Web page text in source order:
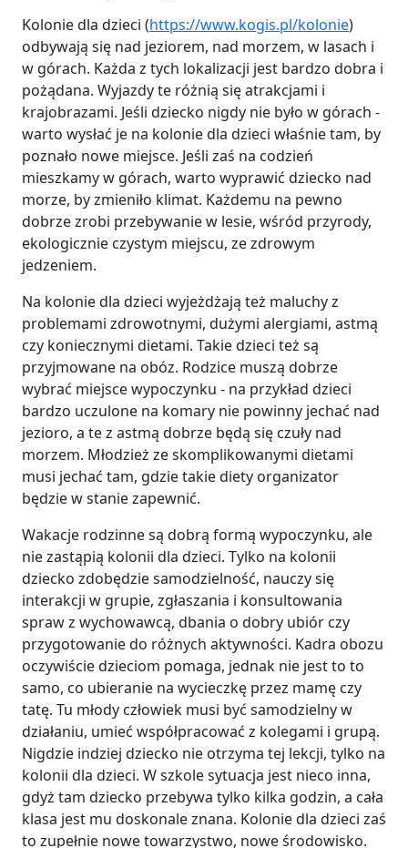
Kolonie dla dzieci (https://www.kogis.pl/kolonie)
odbywają się nad jeziorem, nad morzem, w lasach i
w górach. Każda z tych lokalizacji jest bardzo dobra i
pożądana. Wyjazdy te różnią się atrakcjami i
krajobrazami. Jeśli dziecko nigdy nie było w górach -
warto wysłać je na kolonie dla dzieci właśnie tam, by
poznało nowe miejsce. Jeśli zaś na codzień
mieszkamy w górach, warto wyprawić dziecko nad
morze, by zmieniło klimat. Każdemu na pewno
dobrze zrobi przebywanie w lesie, wśród przyrody,
ekologicznie czystym miejscu, ze zdrowym
jedzeniem.
Na kolonie dla dzieci wyjeżdżają też maluchy z
problemami zdrowotnymi, dużymi alergiami, astmą
czy koniecznymi dietami. Takie dzieci też są
przyjmowane na obóz. Rodzice muszą dobrze
wybrać miejsce wypoczynku - na przykład dzieci
bardzo uczulone na komary nie powinny jechać nad
jezioro, a te z astmą dobrze będą się czuły nad
morzem. Młodzież ze skomplikowanymi dietami
musi jechać tam, gdzie takie diety organizator
będzie w stanie zapewnić.
Wakacje rodzinne są dobrą formą wypoczynku, ale
nie zastąpią kolonii dla dzieci. Tylko na kolonii
dziecko zdobędzie samodzielność, nauczy się
interakcji w grupie, zgłaszania i konsultowania
spraw z wychowawcą, dbania o dobry ubiór czy
przygotowanie do różnych aktywności. Kadra obozu
oczywiście dzieciom pomaga, jednak nie jest to to
samo, co ubieranie na wycieczkę przez mamę czy
tatę. Tu młody człowiek musi być samodzielny w
działaniu, umieć współpracować z kolegami i grupą.
Nigdzie indziej dziecko nie otrzyma tej lekcji, tylko na
kolonii dla dzieci. W szkole sytuacja jest nieco inna,
gdyż tam dziecko przebywa tylko kilka godzin, a cała
klasa jest mu doskonale znana. Kolonie dla dzieci zaś
to zupełnie nowe towarzystwo, nowe środowisko.